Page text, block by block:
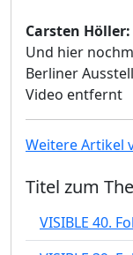
Carsten Höller:
Und hier
Berliner
Video entfernt
Weitere Artikel
Titel zum
VISIBLE 40.